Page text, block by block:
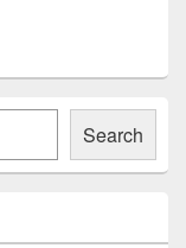
Search